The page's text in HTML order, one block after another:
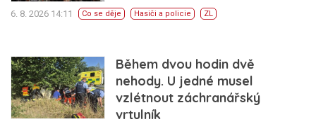
6. 8. 2026 14:11 Co se děje Hasiči a policie ZL
Během dvou hodin dvě
nehody. U jedné musel
vzlétnout záchranářský
vrtulník